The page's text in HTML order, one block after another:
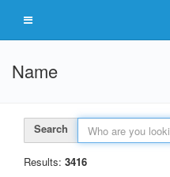
Name
Search
Results: 3416